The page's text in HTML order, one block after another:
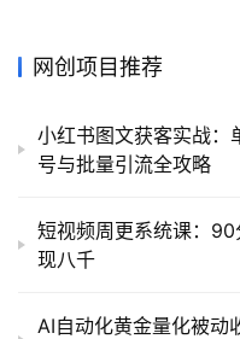
网创项目推荐
小红书图文获客实战：
号与批量引流全攻略
短视频周更系统课：
现八千
AI自动化黄金量化被动